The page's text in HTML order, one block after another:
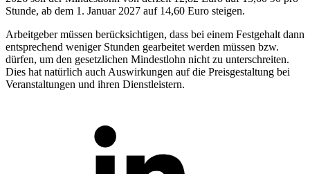
Stunde, ab dem 1. Januar 2027 auf 14,60 Euro steigen.
Arbeitgeber müssen berücksichtigen, dass bei einem Festgehalt dann
entsprechend weniger Stunden gearbeitet werden müssen bzw.
dürfen, um den gesetzlichen Mindestlohn nicht zu unterschreiten.
Dies hat natürlich auch Auswirkungen auf die Preisgestaltung bei
Veranstaltungen und ihren Dienstleistern.